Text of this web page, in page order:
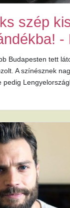
szép
-
Budapesten tett
A színésznek
pedig